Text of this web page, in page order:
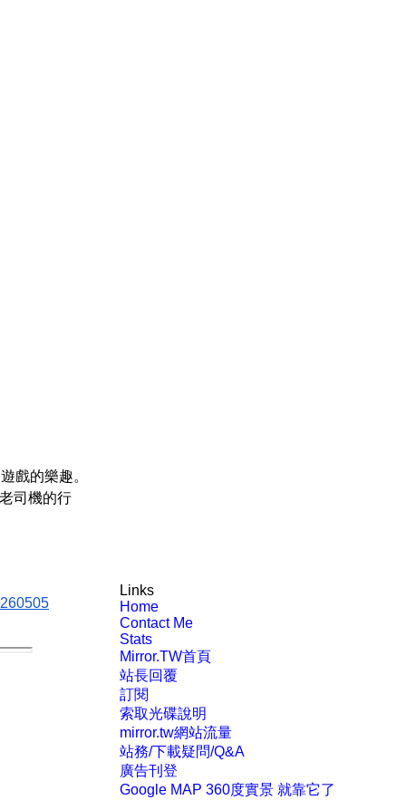
戲的樂趣。
司機的行
Links
Home
Contact Me
Stats
Mirror.TW首頁
站長回覆
訂閱
索取光碟說明
mirror.tw網站流量
站務/下載疑問/Q&A
廣告刊登
Google MAP 360度實景 就靠它了